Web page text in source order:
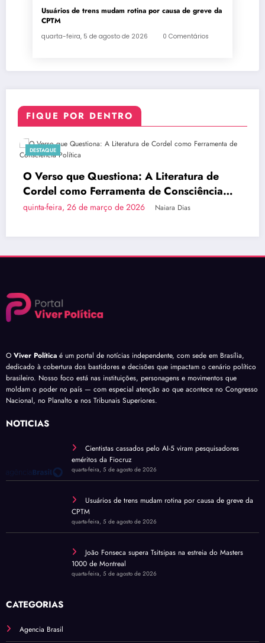
Usuários de trens mudam rotina por causa de greve da
CPTM
quarta-feira, 5 de agosto de 2026 0 Comentários
FIQUE POR DENTRO
que Questiona: A Literatura de
como Ferramenta de Consciência
feira, 26 de março de 2026 Naiara Dias
O Viver Política é um portal de notícias independente, com sede em Brasília,
dedicado à cobertura dos bastidores e decisões que impactam o cenário político
brasileiro. Nosso foco está nas instituições, personagens e movimentos que
moldam o poder no país — com especial atenção ao que acontece no Congresso
Nacional, no Planalto e nos Tribunais Superiores.
NOTÍCIAS
Cientistas cassados pelo AI-5 viram pesquisadores
eméritos da Fiocruz
quarta-feira, 5 de agosto de 2026
Usuários de trens mudam rotina por causa de greve da
CPTM
quarta-feira, 5 de agosto de 2026
João Fonseca supera Tsitsipas na estreia do Masters
1000 de Montreal
quarta-feira, 5 de agosto de 2026
CATEGORIAS
Agencia Brasil